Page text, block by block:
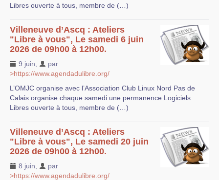
Libres ouverte à tous, membre de (…)
Villeneuve d’Ascq : Ateliers
"Libre à vous", Le samedi 6 juin
2026 de 09h00 à 12h00.
9 juin
par
>https://www.agendadulibre.org/
L’OMJC organise avec l’Association Club Linux Nord Pas de
Calais organise chaque samedi une permanence Logiciels
Libres ouverte à tous, membre de (…)
Villeneuve d’Ascq : Ateliers
"Libre à vous", Le samedi 20 juin
2026 de 09h00 à 12h00.
8 juin
par
>https://www.agendadulibre.org/